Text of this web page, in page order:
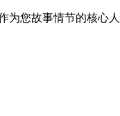
为您故事情节的核心